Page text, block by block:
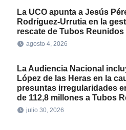
La UCO apunta a Jesús
Rodríguez-Urrutia en la
rescate de Tubos Reunidos
agosto 4, 2026
La Audiencia Nacional
López de las Heras en la
presuntas irregularidades
de 112,8 millones a Tubos
julio 30, 2026